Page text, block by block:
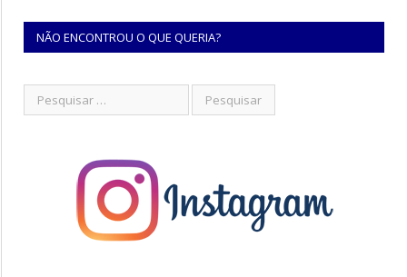
NÃO ENCONTROU O QUE QUERIA?